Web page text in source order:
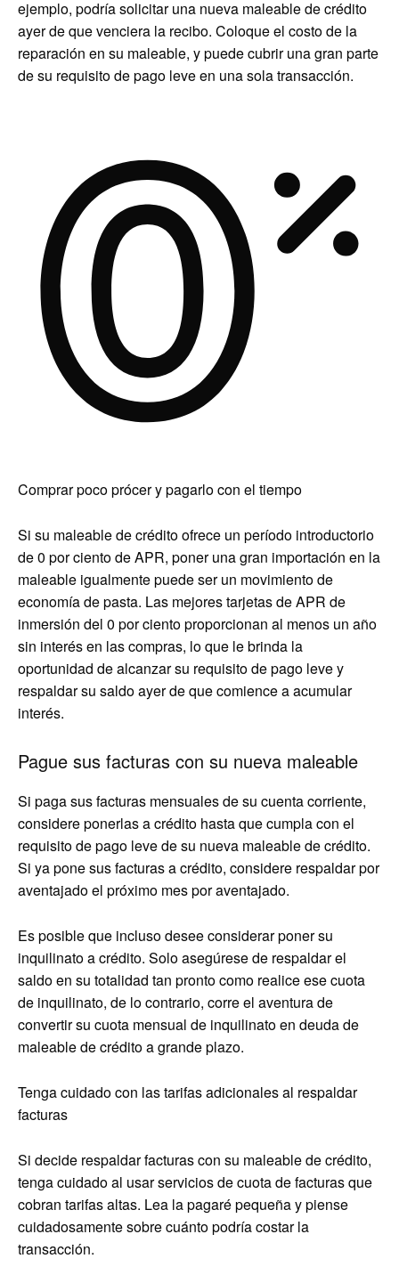
ejemplo, podría solicitar una nueva maleable de crédito
ayer de que venciera la recibo. Coloque el costo de la
reparación en su maleable, y puede cubrir una gran parte
de su requisito de pago leve en una sola transacción.
Comprar poco prócer y pagarlo con el tiempo
Si su maleable de crédito ofrece un período introductorio
de 0 por ciento de APR, poner una gran importación en la
maleable igualmente puede ser un movimiento de
economía de pasta. Las mejores tarjetas de APR de
inmersión del 0 por ciento proporcionan al menos un año
sin interés en las compras, lo que le brinda la
oportunidad de alcanzar su requisito de pago leve y
respaldar su saldo ayer de que comience a acumular
interés.
Pague sus facturas con su nueva maleable
Si paga sus facturas mensuales de su cuenta corriente,
considere ponerlas a crédito hasta que cumpla con el
requisito de pago leve de su nueva maleable de crédito.
Si ya pone sus facturas a crédito, considere respaldar por
aventajado el próximo mes por aventajado.
Es posible que incluso desee considerar poner su
inquilinato a crédito. Solo asegúrese de respaldar el
saldo en su totalidad tan pronto como realice ese cuota
de inquilinato, de lo contrario, corre el aventura de
convertir su cuota mensual de inquilinato en deuda de
maleable de crédito a grande plazo.
Tenga cuidado con las tarifas adicionales al respaldar
facturas
Si decide respaldar facturas con su maleable de crédito,
tenga cuidado al usar servicios de cuota de facturas que
cobran tarifas altas. Lea la pagaré pequeña y piense
cuidadosamente sobre cuánto podría costar la
transacción.